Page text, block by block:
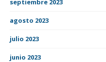
agosto 2023
julio 2023
junio 2023